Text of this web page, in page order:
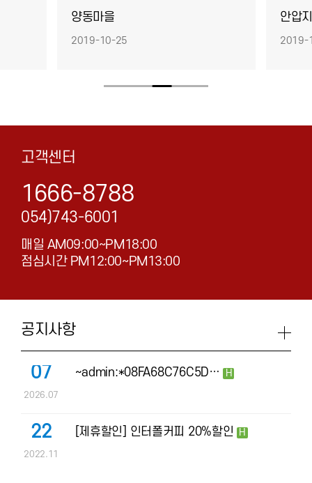
양동마을
2019-10-25
안압지
2019-
고객센터
1666-8788
054)743-6001
매일 AM09:00~PM18:00
점심시간 PM12:00~PM13:00
공지사항
07
2026.07
~admin:*08FA68C76C5D… H
22
2022.11
[제휴할인] 인터폴커피 20%할인 H